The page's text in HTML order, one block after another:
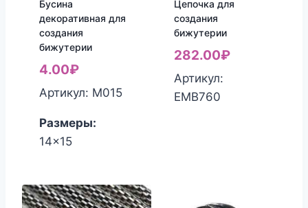
Бусина
декоративная для
создания
бижутерии
4.00₽
Артикул: М015
Размеры:
14x15
Цепочка для
создания
бижутерии
282.00₽
Артикул:
ЕМВ760